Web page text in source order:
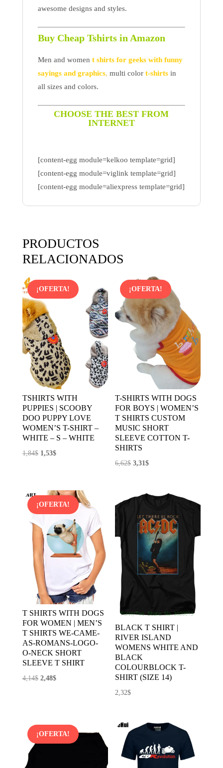
awesome designs and styles.
Buy Cheap Tshirts in Amazon
Men and women t shirts for geeks with funny
sayings and graphics, multi color t-shirtsin
all sizes and colors.
CHOOSE THE BEST FROM
INTERNET
[content-egg module=kelkoo template=grid]
[content-egg module=viglink template=grid]
[content-egg module=aliexpress template=grid]
PRODUCTOS
RELACIONADOS
¡OFERTA!
TSHIRTS WITH
PUPPIES | SCOOBY
DOO PUPPY LOVE
WOMEN’S T-SHIRT –
WHITE – S – WHITE
1,84$ El
era:
1,84$.
1,53$El
es:
1,53$.
¡OFERTA!
T-SHIRTS WITH DOGS
FOR BOYS | WOMEN’S
T SHIRTS CUSTOM
MUSIC SHORT
SLEEVE COTTON T-
SHIRTS
6,62$ El
era:
6,62$.
3,31$El
3,31$.
¡OFERTA!
T SHIRTS WITH DOGS
FOR WOMEN | MEN’S
T SHIRTS WE-CAME-
AS-ROMANS-LOGO-
O-NECK SHORT
SLEEVE T SHIRT
4,14$ El
4,14$.
2,48$El
2,48$.
BLACK T SHIRT |
RIVER ISLAND
WOMENS WHITE AND
BLACK
COLOURBLOCK T-
SHIRT (SIZE 14)
2,32$
¡OFERTA!